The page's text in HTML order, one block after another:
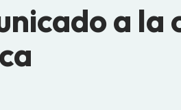
a la